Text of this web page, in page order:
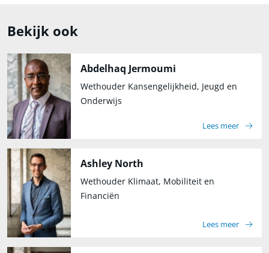
Bekijk ook
Abdelhaq Jermoumi
Wethouder Kansengelijkheid, Jeugd en
Onderwijs
Lees meer
Ashley North
Wethouder Klimaat, Mobiliteit en
Financiën
Lees meer